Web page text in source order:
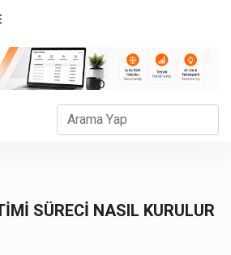
SÜRECİ NASIL KURULUR